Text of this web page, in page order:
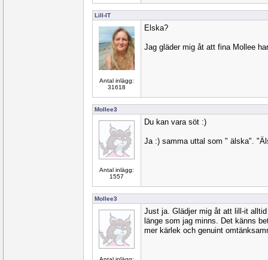
Lill-IT
Antal inlägg:
31618
Elska?
Jag gläder mig åt att fina Mollee
Mollee3
Antal inlägg:
1557
Du kan vara söt :)
Ja :) samma uttal som " älska".
Mollee3
Just ja. Glädjer mig åt att lill-it
länge som jag minns. Det känns
mer kärlek och genuint